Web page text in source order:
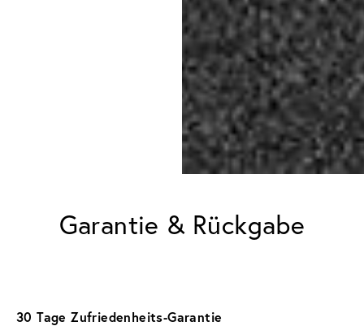
Garantie & Rückgabe
30 Tage Zufriedenheits-Garantie